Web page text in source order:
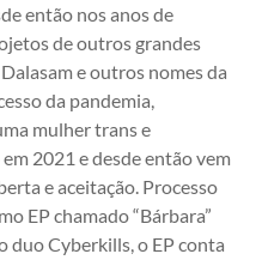
então nos anos de
de outros grandes
e outros nomes da
da pandemia,
mulher trans e
2021 e desde então vem
e aceitação. Processo
EP chamado “Bárbara”
duo Cyberkills, o EP conta